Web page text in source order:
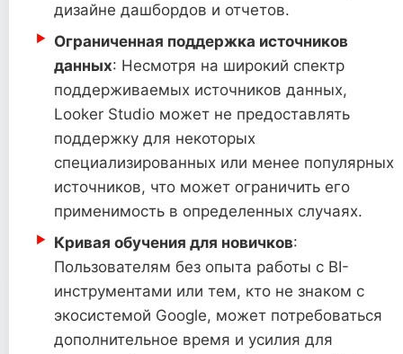
дизайне дашбордов и отчетов.
Ограниченная поддержка источников
данных: Несмотря на широкий спектр
поддерживаемых источников данных,
Looker Studio может не предоставлять
поддержку для некоторых
специализированных или менее популярных
источников, что может ограничить его
применимость в определенных случаях.
Кривая обучения для новичков:
Пользователям без опыта работы с BI-
инструментами или тем, кто не знаком с
экосистемой Google, может потребоваться
дополнительное время и усилия для